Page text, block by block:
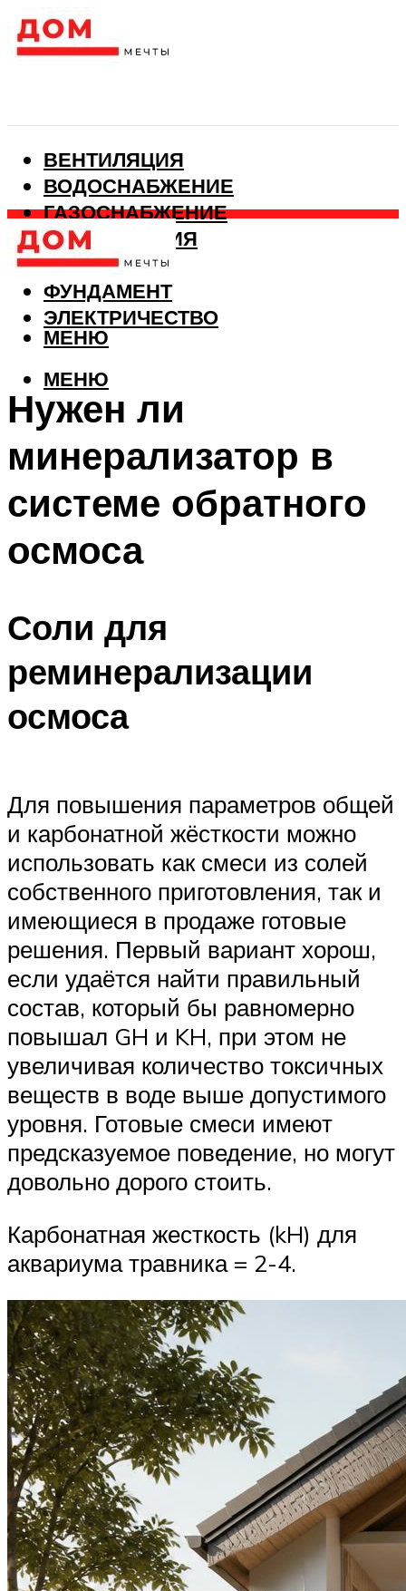
ВЕНТИЛЯЦИЯ
ВОДОСНАБЖЕНИЕ
ГАЗОСНАБЖЕНИЕ
КАНАЛИЗАЦИЯ
ОТОПЛЕНИЕ
ФУНДАМЕНТ
ЭЛЕКТРИЧЕСТВО
МЕНЮ
МЕНЮ
Нужен ли
минерализатор в
системе обратного
осмоса
Соли для
реминерализации
осмоса
Для повышения параметров общей
и карбонатной жёсткости можно
использовать как смеси из солей
собственного приготовления, так и
имеющиеся в продаже готовые
решения. Первый вариант хорош,
если удаётся найти правильный
состав, который бы равномерно
повышал GH и KH, при этом не
увеличивая количество токсичных
веществ в воде выше допустимого
уровня. Готовые смеси имеют
предсказуемое поведение, но могут
довольно дорого стоить.
Карбонатная жесткость (kH) для
аквариума травника = 2-4.